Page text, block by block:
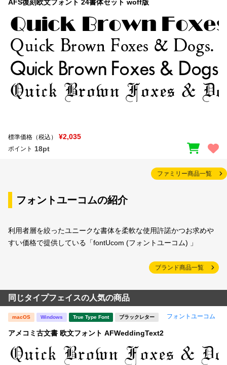
AFS復刻欧文フォント 24書体セット woff版
標準価格（税込） ¥2,035
ポイント 18pt
ファミリー商品一覧
フォントユーコムの紹介
利用者層を絞ったユニークな書体を柔軟な使用許諾かつお求めや
すい価格で提供している「fontUcom (フォントユーコム) 」
ブランド商品一覧
同じタイプフェイスの人気の商品
macOS Windows True Type Font ブラックレター フォントユーコム
アメコミ古文書 欧文フォント AFWeddingText2